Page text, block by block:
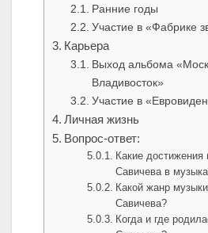
Ранние годы
Участие в «Фабрике
Карьера
Выход альбома
Владивосток»
Участие в
Личная жизнь
Вопрос-ответ:
Какие
Савичева в
Какой жанр
Савичева?
Когда и где